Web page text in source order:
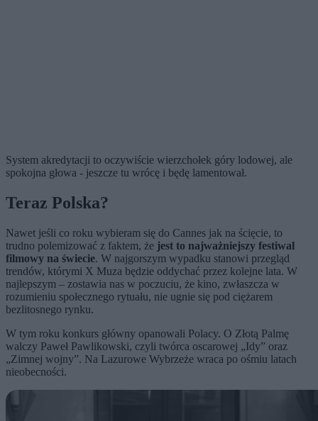
System akredytacji to oczywiście wierzchołek góry lodowej, ale
spokojna głowa - jeszcze tu wrócę i będę lamentował.
Teraz Polska?
Nawet jeśli co roku wybieram się do Cannes jak na ścięcie, to
trudno polemizować z faktem, że jest to najważniejszy festiwal
filmowy na świecie. W najgorszym wypadku stanowi przegląd
trendów, którymi X Muza będzie oddychać przez kolejne lata. W
najlepszym – zostawia nas w poczuciu, że kino, zwłaszcza w
rozumieniu społecznego rytuału, nie ugnie się pod ciężarem
bezlitosnego rynku.
W tym roku konkurs główny opanowali Polacy. O Złotą Palmę
walczy Paweł Pawlikowski, czyli twórca oscarowej „Idy” oraz
„Zimnej wojny”. Na Lazurowe Wybrzeże wraca po ośmiu latach
nieobecności.